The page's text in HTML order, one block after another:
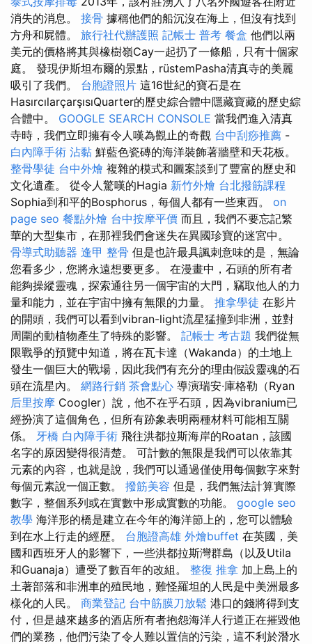
消失的消息。 接骨 據稱他們的船沉沒在海上，但沒有找到
方舟和屍體。 旅行社代辦護照 記帳士 普考 餐盒 他們以兩
美元的價格將其與橡樹嶺Cay一起扔了一條船，只有十個家
庭。 發現伊斯坦布爾的景點，rüstemPasha清真寺的美麗
吸引了我們。 台胞證照片 這16世紀的寶石是在
HasırcılarçarşısıQuarter的歷史綜合體中隱藏寶藏的歷史綜
合體中。 GOOGLE SEARCH CONSOLE 當我們進入清真
寺時，我們立即擁有令人嘆為觀止的奇觀 台中刮痧推薦 -
白內障手術 沾黏 鮮藍色瓷磚的海洋裝飾著牆壁和天花板。
整骨學徒 台中外燴 複雜的模式和圖案談到了豐富的歷史和
文化遺產。 從令人驚嘆的Hagia 新竹外燴 台北撥筋課程
Sophia到和平的Bosphorus，每個人都有一些東西。 on
page seo 餐點外燴 台中按摩平價 而且，我們不要忘記繁
華的大型集市，在那裡我們會迷失在異國珍寶的迷宮中。
骨導式助聽器 逢甲 整骨 但是也許最具諷刺意味的是，無論
您看多少，您將永遠想要更多。 在漫畫中，石頭的所有者
能夠操縱靈魂，探索通往另一個宇宙的大門，竊取他人的力
量和能力，並在宇宙中擁有無限的力量。 推拿學徒 在影片
的開頭，我們可以看到vibran-light流星猛撞到非洲，並對
周圍的動植物產生了特殊的影響。 記帳士 考古題 我們從無
限戰爭的預覽中知道，將在瓦卡達（Wakanda）的土地上
發生一個巨大的戰場，因此我們有充分的理由假設靈魂的石
頭在流星內。 網路行銷 茶會點心 導演瑞安·庫格勒（Ryan
后里按摩 Coogler）說，他不在乎石頭，因為vibranium已
經扮演了這個角色，但所有跡象表明兩種材料可能相互關
係。 牙橋 白內障手術 飛往洪都拉斯海岸的Roatan，該國
名字的原因變得很清楚。 可計數的無限是我們可以依靠其
元素的內容，也就是說，我們可以通過僅使用每個數字來對
每個元素說一個正數。 撥筋美容 但是，我們無法計算實際
數字，整個系列或在實數中形成實數的功能。 google seo
教學 海洋形的橋是建立在今年的海洋節上的，您可以體驗
到在水上行走的經歷。 台胞證高雄 外燴buffet 在英國，美
國和西班牙人的影響下，一些洪都拉斯灣群島（以及Utila
和Guanaja）遭受了數百年的改組。 整復 推拿 加上島上的
土著部落和非洲車的殖民地，難怪羅坦的人民是中美洲最多
樣化的人民。 商業登記 台中筋膜刀放鬆 港口的錢將得到支
付，但是越來越多的酒店所有者抱怨海洋人行道正在摧毀他
們的業務，他們污染了令人難以置信的污染，這不利於潛水